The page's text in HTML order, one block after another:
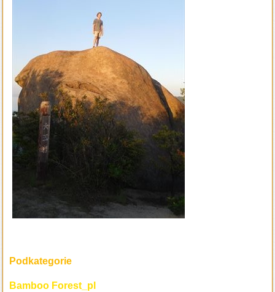
Podkategorie
Bamboo Forest_pl